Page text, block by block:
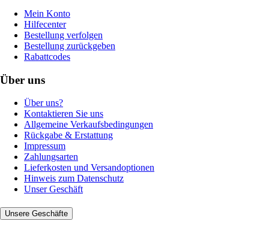
Mein Konto
Hilfecenter
Bestellung verfolgen
Bestellung zurückgeben
Rabattcodes
Über uns
Über uns?
Kontaktieren Sie uns
Allgemeine Verkaufsbedingungen
Rückgabe & Erstattung
Impressum
Zahlungsarten
Lieferkosten und Versandoptionen
Hinweis zum Datenschutz
Unser Geschäft
Unsere Geschäfte